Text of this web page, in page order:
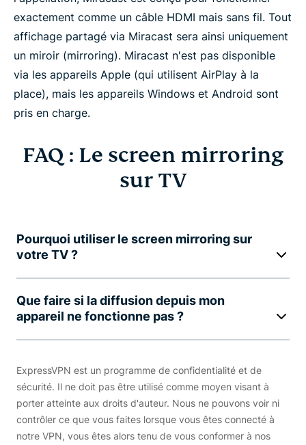
exactement comme un câble HDMI mais sans fil. Tout
affichage partagé via Miracast sera ainsi uniquement
un miroir (mirroring). Miracast n'est pas disponible
via les appareils Apple (qui utilisent AirPlay à la
place), mais les appareils Windows et Android sont
pris en charge.
FAQ : Le screen mirroring
sur TV
Pourquoi utiliser le screen mirroring sur
votre TV ?
Que faire si la diffusion depuis mon
appareil ne fonctionne pas ?
ExpressVPN est un programme de confidentialité et de
sécurité. Il ne doit pas être utilisé comme moyen visant à
porter atteinte aux droits d'auteur. Nous ne pouvons voir ni
contrôler ce que vous faites lorsque vous êtes connecté à
notre VPN, vous êtes alors tenu de vous conformer à nos